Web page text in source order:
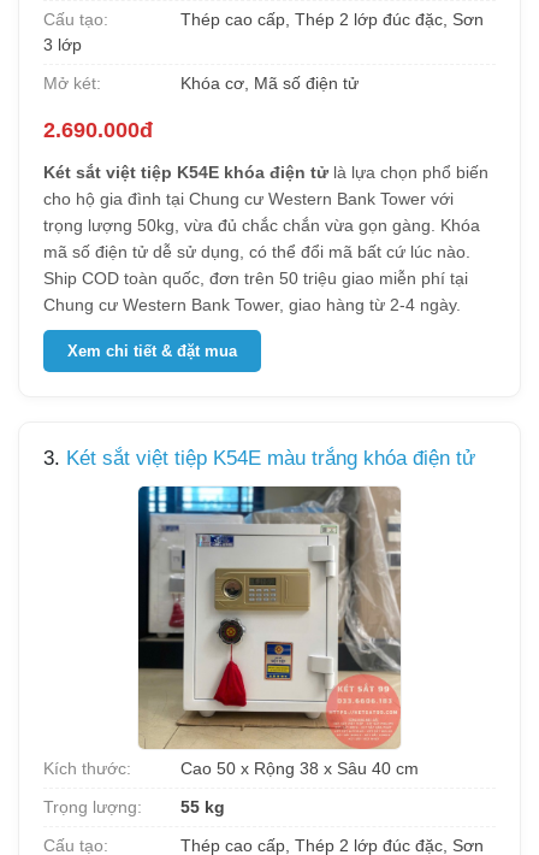
Cấu tạo:
Thép cao cấp, Thép 2 lớp đúc đặc, Sơn
3 lớp
Mở két:
Khóa cơ, Mã số điện tử
2.690.000đ
Két sắt việt tiệp K54E khóa điện tửlà lựa chọn phổ biến
cho hộ gia đình tại Chung cư Western Bank Tower với
trọng lượng 50kg, vừa đủ chắc chắn vừa gọn gàng. Khóa
mã số điện tử dễ sử dụng, có thể đổi mã bất cứ lúc nào.
Ship COD toàn quốc, đơn trên 50 triệu giao miễn phí tại
Chung cư Western Bank Tower, giao hàng từ 2-4 ngày.
Xem chi tiết & đặt mua
3. Két sắt việt tiệp K54E màu trắng khóa điện tử
Kích thước:
Cao 50 x Rộng 38 x Sâu 40 cm
Trọng lượng:
55 kg
Cấu tạo:
Thép cao cấp, Thép 2 lớp đúc đặc, Sơn